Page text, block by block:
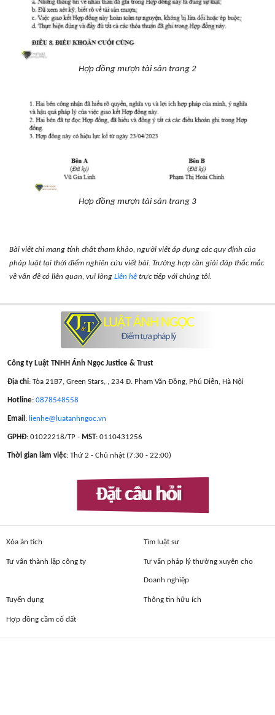
Hợp đồng mượn tài sản trang 2
Hợp đồng mượn tài sản trang 3
Bài viết chỉ mang tính chất tham khảo, người viết áp dụng các quy định của
pháp luật tại thời điểm nghiên cứu viết bài. Trường hợp cần giải đáp thắc mắc
về vấn đề có liên quan, vui lòng Liên hệ trực tiếp với chúng tôi.
Công ty Luật TNHH Ánh Ngọc Justice & Trust
Địa chỉ: Tòa 21B7, Green Stars, , 234 Đ. Phạm Văn Đồng, Phú Diễn, Hà Nội
Hotline: 0878548558
Email : lienhe@luatanhngoc.vn
GPHĐ: 01022218/TP - MST: 0110431256
Thời gian làm việc: Thứ 2 - Chủ nhật (7:30 - 22:00)
Đặt câu hỏi
Xóa án tích Tìm luật sư
Tư vấn thành lập công ty Tư vấn pháp lý thường xuyên cho
Doanh nghiệp
Tuyển dụng Thông tin hữu ích
Hợp đồng cầm cố đất